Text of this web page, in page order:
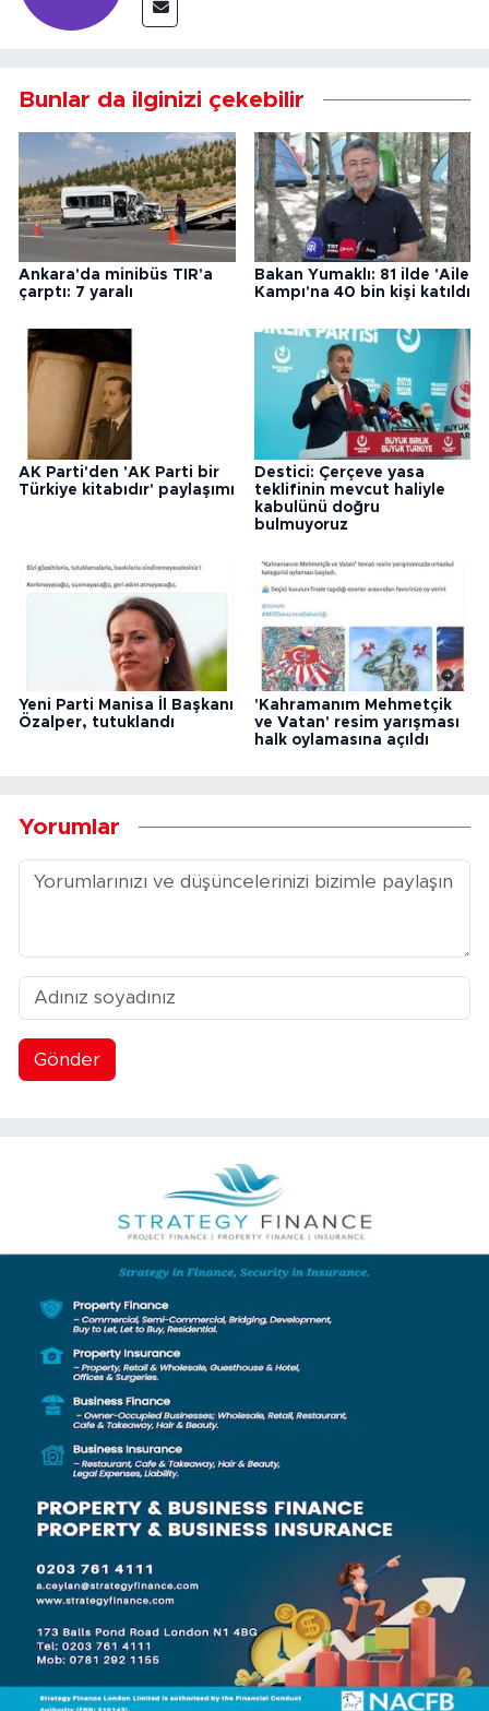
Bunlar da ilginizi çekebilir
Ankara'da minibüs TIR'a
çarptı: 7 yaralı
Bakan Yumaklı: 81 ilde 'Aile
Kampı'na 40 bin kişi katıldı
AK Parti'den 'AK Parti bir
Türkiye kitabıdır' paylaşımı
Destici: Çerçeve yasa
teklifinin mevcut haliyle
kabulünü doğru
bulmuyoruz
Yeni Parti Manisa İl Başkanı
Özalper, tutuklandı
'Kahramanım Mehmetçik
ve Vatan' resim yarışması
halk oylamasına açıldı
Yorumlar
Gönder